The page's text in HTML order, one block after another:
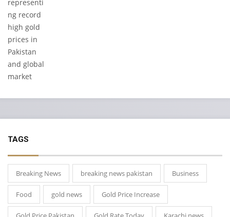
TAGS
Breaking News breaking news pakistan Business
Food gold news Gold Price Increase